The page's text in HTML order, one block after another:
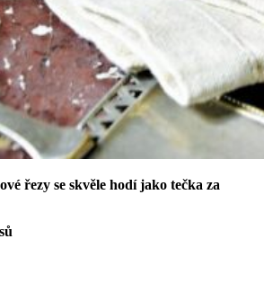
řezy se skvěle hodí jako tečka za